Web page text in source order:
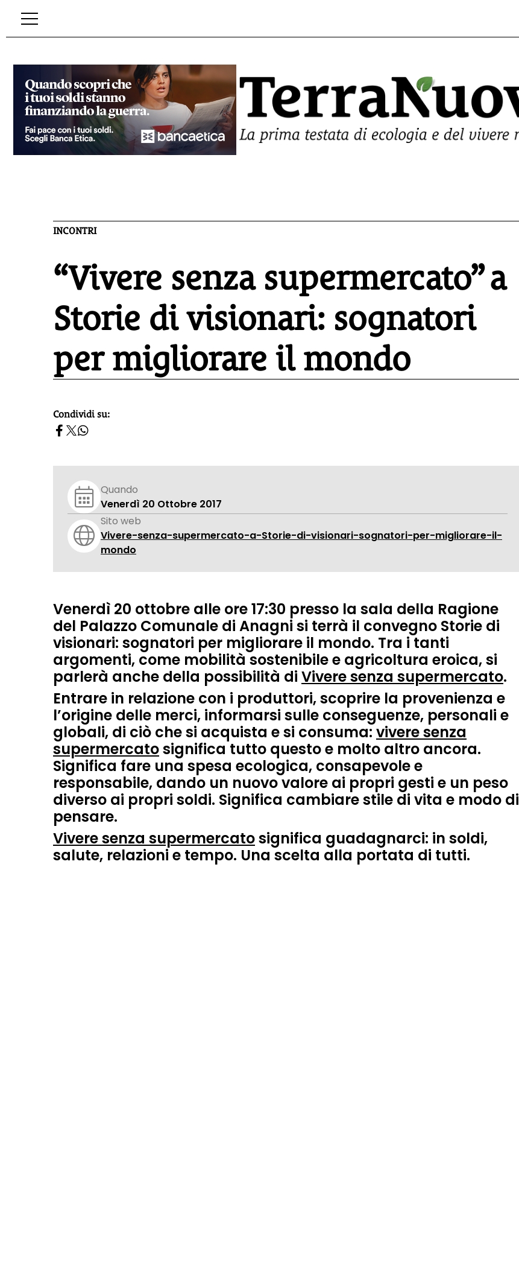
INCONTRI
“Vivere senza supermercato” a
Storie di visionari: sognatori
per migliorare il mondo
homepage h2
Condividi su:
Quando
Venerdì 20 Ottobre 2017
Sito web
Vivere-senza-supermercato-a-Storie-di-visionari-sognatori-per-migliorare-il-
mondo
Venerdì 20 ottobre alle ore 17:30 presso la sala della Ragione
del Palazzo Comunale di Anagni si terrà il convegno Storie di
visionari: sognatori per migliorare il mondo. Tra i tanti
argomenti, come mobilità sostenibile e agricoltura eroica, si
parlerà anche della possibilità di Vivere senza supermercato.
Entrare in relazione con i produttori, scoprire la provenienza e
l’origine delle merci, informarsi sulle conseguenze, personali e
globali, di ciò che si acquista e si consuma: vivere senza
supermercatosignifica tutto questo e molto altro ancora.
Significa fare una spesa ecologica, consapevole e
responsabile, dando un nuovo valore ai propri gesti e un peso
diverso ai propri soldi. Significa cambiare stile di vita e modo di
pensare.
Vivere senza supermercatosignifica guadagnarci: in soldi,
salute, relazioni e tempo. Una scelta alla portata di tutti.